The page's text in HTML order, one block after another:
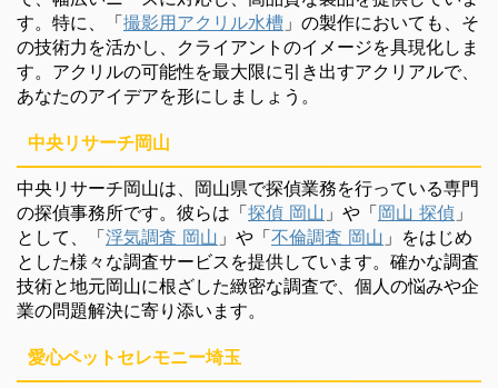
す。特に、「撮影用アクリル水槽 」の製作においても、そ
の技術力を活かし、クライアントのイメージを具現化しま
す。アクリルの可能性を最大限に引き出すアクリアルで、
あなたのアイデアを形にしましょう。
中央リサーチ岡山
中央リサーチ岡山は、岡山県で探偵業務を行っている専門
の探偵事務所です。彼らは「探偵 岡山 」や「岡山 探偵 」
として、「浮気調査 岡山 」や「不倫調査 岡山 」をはじめ
とした様々な調査サービスを提供しています。確かな調査
技術と地元岡山に根ざした緻密な調査で、個人の悩みや企
業の問題解決に寄り添います。
愛心ペットセレモニー埼玉